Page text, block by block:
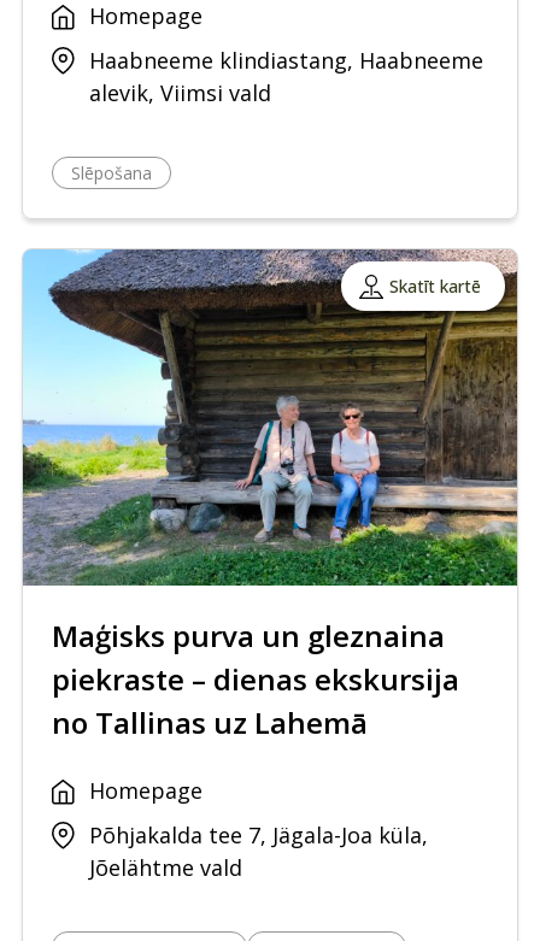
Homepage
Haabneeme klindiastang, Haabneeme
alevik, Viimsi vald
Slēpošana
Skatīt kartē
Maģisks purva un gleznaina
piekraste – dienas ekskursija
no Tallinas uz Lahemā
Homepage
Põhjakalda tee 7, Jägala-Joa küla,
Jõelähtme vald